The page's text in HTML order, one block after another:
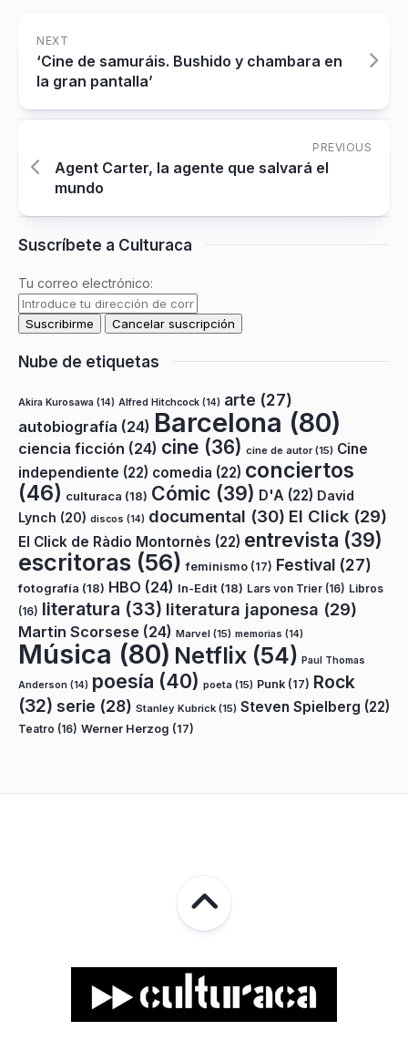
NEXT
‘Cine de samuráis. Bushido y chambara en
la gran pantalla’
PREVIOUS
Agent Carter, la agente que salvará el
mundo
Suscríbete a Culturaca
Tu correo electrónico:
Nube de etiquetas
Akira Kurosawa (14) Alfred Hitchcock (14) arte (27)
autobiografía (24) Barcelona (80)
ciencia ficción (24) cine (36) cine de autor(15) Cine
independiente (22) comedia (22) conciertos
(46) culturaca (18) Cómic (39) D'A (22) David
Lynch (20) discos (14) documental (30) El Click (29)
El Click de Ràdio Montornès (22) entrevista (39)
escritoras (56) feminismo (17) Festival (27)
fotografía (18) HBO (24) In-Edit (18) Lars von Trier (16) Libros
(16) literatura (33) literatura japonesa (29)
Martin Scorsese (24) Marvel (15) memorias (14)
Música (80) Netflix (54) Paul Thomas
Anderson (14) poesía (40) poeta (15) Punk (17) Rock
(32) serie (28) Stanley Kubrick (15) Steven Spielberg (22)
Teatro (16) Werner Herzog (17)